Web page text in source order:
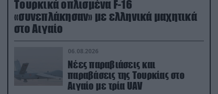
Τουρκικά οπλισμένα F-16
«συνεπλάκησαν» με ελληνικά μαχητικά
στο Αιγαίο
06.08.2026
Νέες παραβιάσεις και
παραβάσεις της Τουρκίας στο
Αιγαίο με τρία UAV